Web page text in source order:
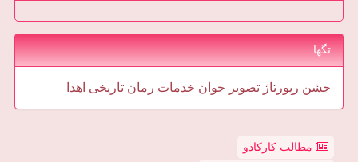
تگها
جشن رپورتاژ تصویر جوان خدمات رمان تاریخی اهدا
مطالب کارکادو